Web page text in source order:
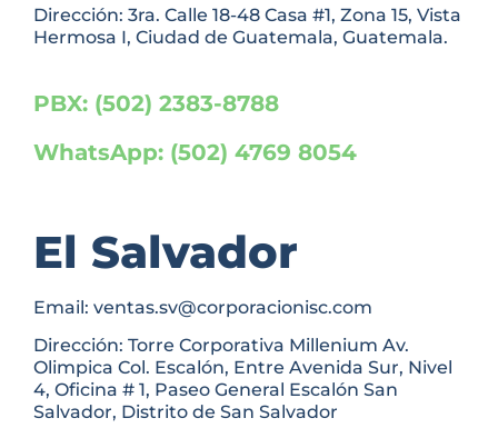
Dirección: 3ra. Calle 18-48 Casa #1, Zona 15, Vista
Hermosa I, Ciudad de Guatemala, Guatemala.
PBX: (502) 2383-8788
WhatsApp: (502) 4769 8054
El Salvador
Email: ventas.sv@corporacionisc.com
Dirección: Torre Corporativa Millenium Av.
Olimpica Col. Escalón, Entre Avenida Sur, Nivel
4, Oficina # 1, Paseo General Escalón San
Salvador, Distrito de San Salvador